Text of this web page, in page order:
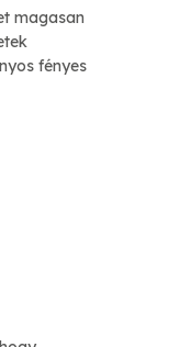
magasan
fényes